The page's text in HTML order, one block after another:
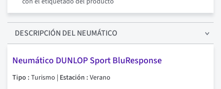
DESCRIPCIÓN DEL NEUMÁTICO
Neumático DUNLOP Sport BluResponse
Tipo : Turismo | Estación : Verano